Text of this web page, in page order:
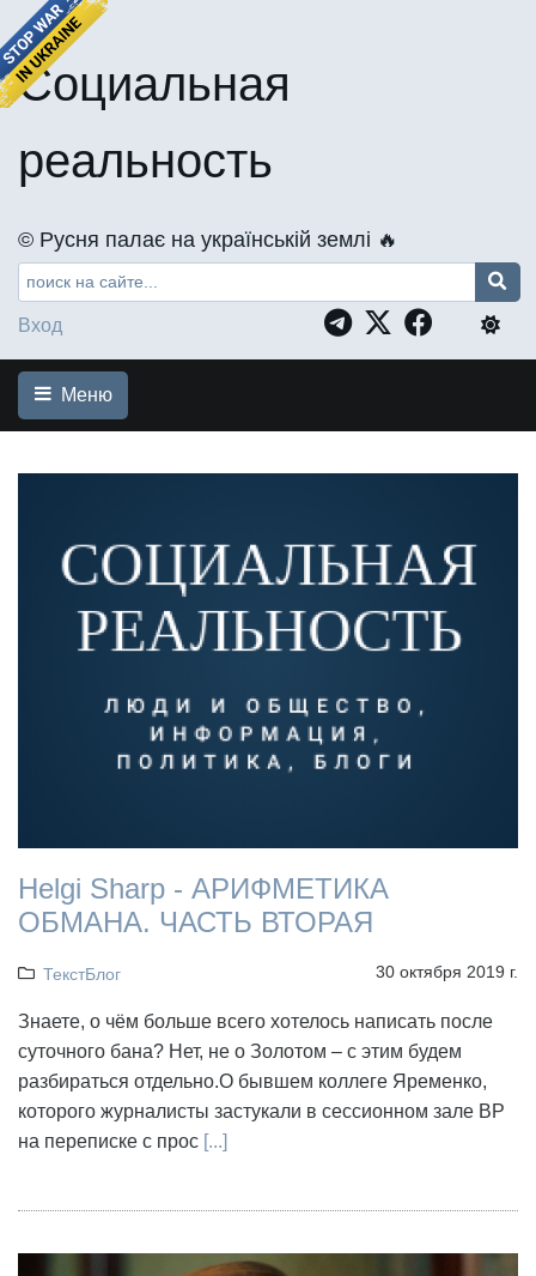
Социальная
реальность
©️ Русня палає на українській землі 🔥
Вход
Меню
Helgi Sharp - АРИФМЕТИКА
ОБМАНА. ЧАСТЬ ВТОРАЯ
ТекстБлог 30 октября 2019 г.
Знаете, о чём больше всего хотелось написать после
суточного бана? Нет, не о Золотом – с этим будем
разбираться отдельно.О бывшем коллеге Яременко,
которого журналисты застукали в сессионном зале ВР
на переписке с прос [...]